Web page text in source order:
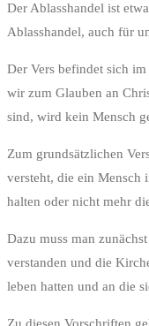
Der Ablasshandel ist
Ablasshandel, auch für
Der Vers befindet sich
wir zum Glauben an
sind, wird kein Mensch
Zum grundsätzlichen
versteht, die ein Mensch
halten oder nicht mehr
Dazu muss man
verstanden und die
leben hatten und an die